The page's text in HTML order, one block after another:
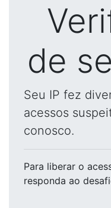
de
Seu IP fez
acessos
conosco.
Para liberar o
responda ao